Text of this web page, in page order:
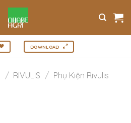
DOWNLOAD
/ RIVULIS / Phụ Kiện Rivulis